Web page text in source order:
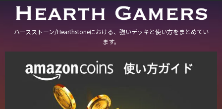
ハースストーン/Hearthstoneにおける、強いデッキと使い方をまとめてい
ます。